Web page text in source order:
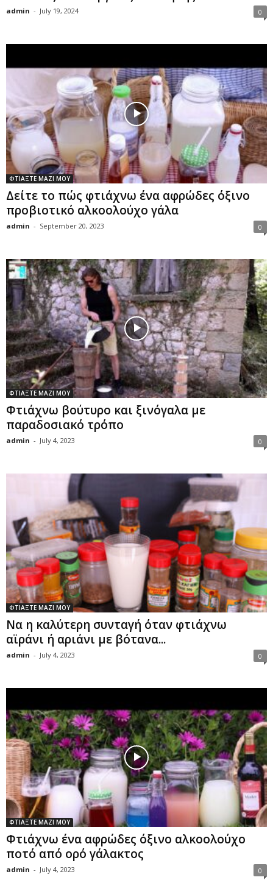
admin - July 19, 2024 0
ΦΤΙΑΞΤΕ ΜΑΖΙ ΜΟΥ
Δείτε το πώς φτιάχνω ένα αφρώδες όξινο
προβιοτικό αλκοολούχο γάλα
admin - September 20, 2023 0
ΦΤΙΑΞΤΕ ΜΑΖΙ ΜΟΥ
Φτιάχνω βούτυρο και ξινόγαλα με
παραδοσιακό τρόπο
admin - July 4, 2023 0
ΦΤΙΑΞΤΕ ΜΑΖΙ ΜΟΥ
Να η καλύτερη συνταγή όταν φτιάχνω
αϊράνι ή αριάνι με βότανα...
admin - July 4, 2023 0
ΦΤΙΑΞΤΕ ΜΑΖΙ ΜΟΥ
Φτιάχνω ένα αφρώδες όξινο αλκοολούχο
ποτό από ορό γάλακτος
admin - July 4, 2023 0